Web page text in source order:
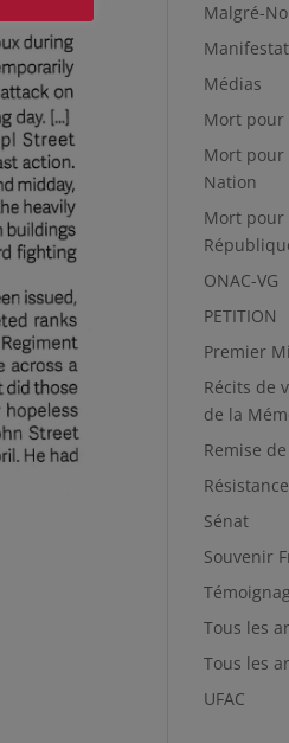
Malgré-
Médias
Mort pour
Mort pour
Nation
Mort pour
ONAC-VG
PETITION
Premier
Récits de
de la
Remise
Sénat
Souvenir
Tous les
Tous les
UFAC